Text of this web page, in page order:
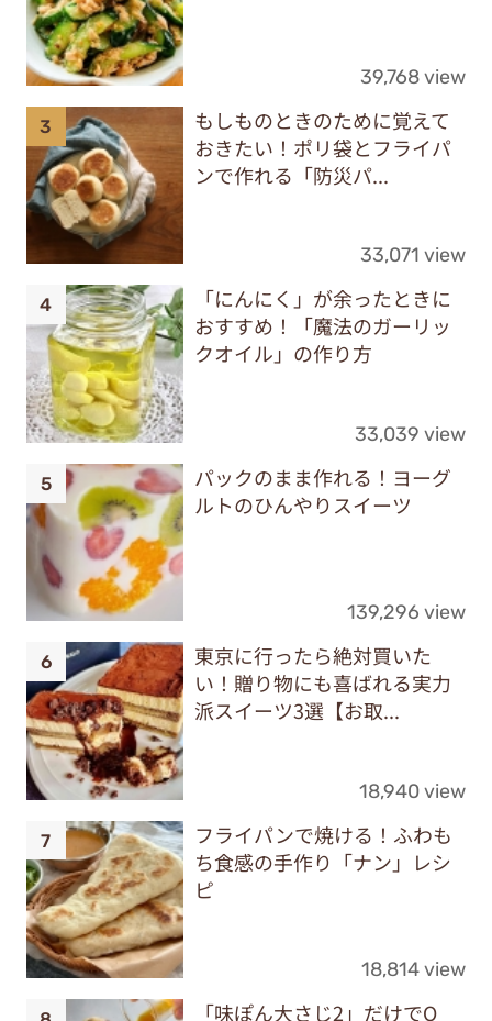
39,768 view
もしものときのために覚えて
おきたい！ポリ袋とフライパ
ンで作れる「防災パ...
33,071 view
「にんにく」が余ったときに
おすすめ！「魔法のガーリッ
クオイル」の作り方
33,039 view
パックのまま作れる！ヨーグ
ルトのひんやりスイーツ
139,296 view
東京に行ったら絶対買いた
い！贈り物にも喜ばれる実力
派スイーツ3選【お取...
18,940 view
フライパンで焼ける！ふわも
ち食感の手作り「ナン」レシ
ピ
18,814 view
「味ぽん大さじ2」だけでO